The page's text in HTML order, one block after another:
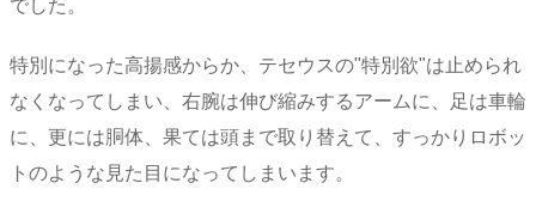
でした。
特別になった高揚感からか、テセウスの"特別欲"は止められ
なくなってしまい、右腕は伸び縮みするアームに、足は車輪
に、更には胴体、果ては頭まで取り替えて、すっかりロボッ
トのような見た目になってしまいます。